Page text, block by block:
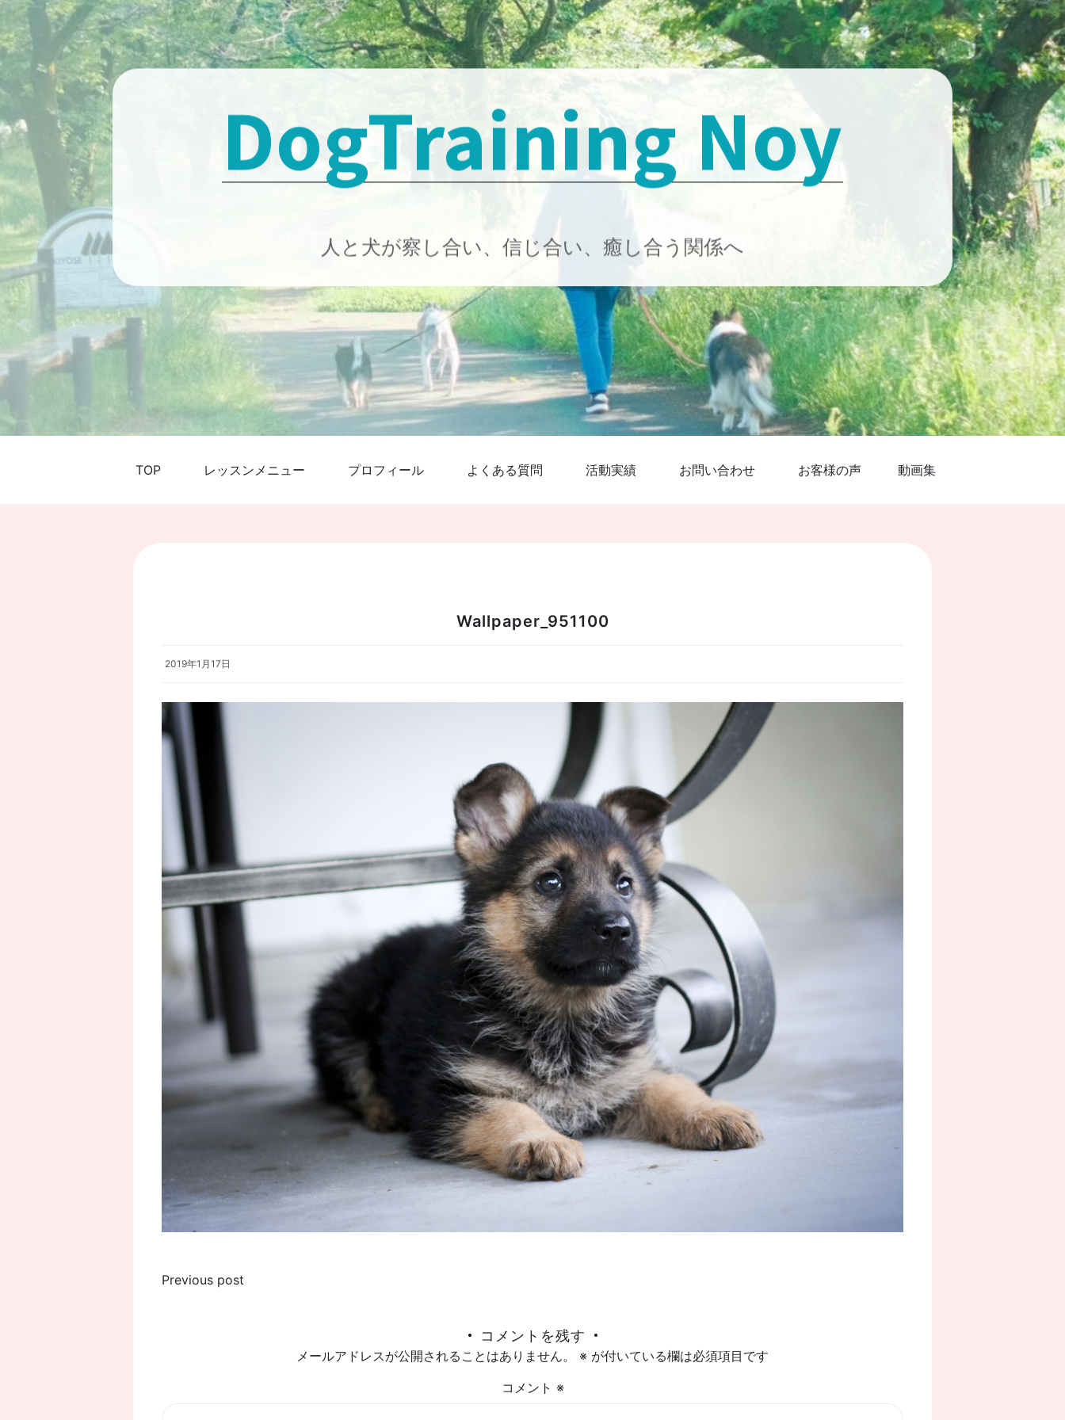
Skip
to
content
DogTraining Noy
人と犬が察し合い、信じ合い、癒し合う関係へ
TOP レッスンメニュー プロフィール よくある質問 活動実績 お問い合わせ お客様の声 動画集
Wallpaper_951100
2019年1月17日
投
Previous post
コメントを残す
メールアドレスが公開されることはありません。 ※ が付いている欄は必須項目です
コメント ※